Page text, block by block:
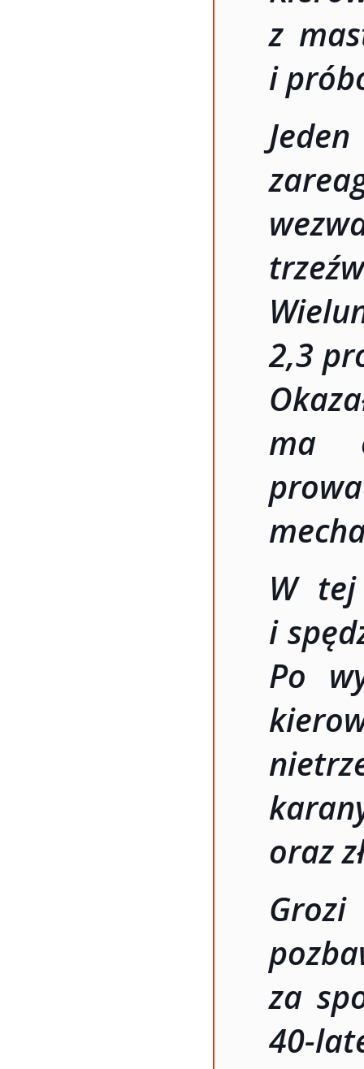
z
i
2,3
ma
W tej
i
Po
oraz
za
40-